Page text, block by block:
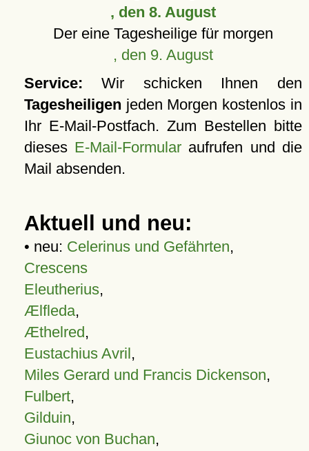
, den 8. August
Der eine Tagesheilige für morgen
, den 9. August
Service: Wir schicken Ihnen den
Tagesheiligen jeden Morgen kostenlos in
Ihr E-Mail-Postfach. Zum Bestellen bitte
dieses E-Mail-Formular aufrufen und die
Mail absenden.
Aktuell und neu:
• neu: Celerinus und Gefährten,
Crescens
Eleutherius,
Ælfleda,
Æthelred,
Eustachius Avril,
Miles Gerard und Francis Dickenson,
Fulbert,
Gilduin,
Giunoc von Buchan,